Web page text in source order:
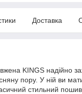
Доставка
KINGS надійно
пору. У ній ви
стильний